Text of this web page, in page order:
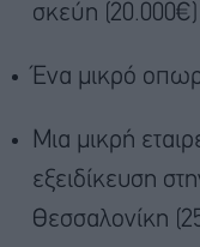
σκεύη (20.000€)
Ένα μικρό
Μια μικρή
εξειδίκευση
Θεσσαλονίκη